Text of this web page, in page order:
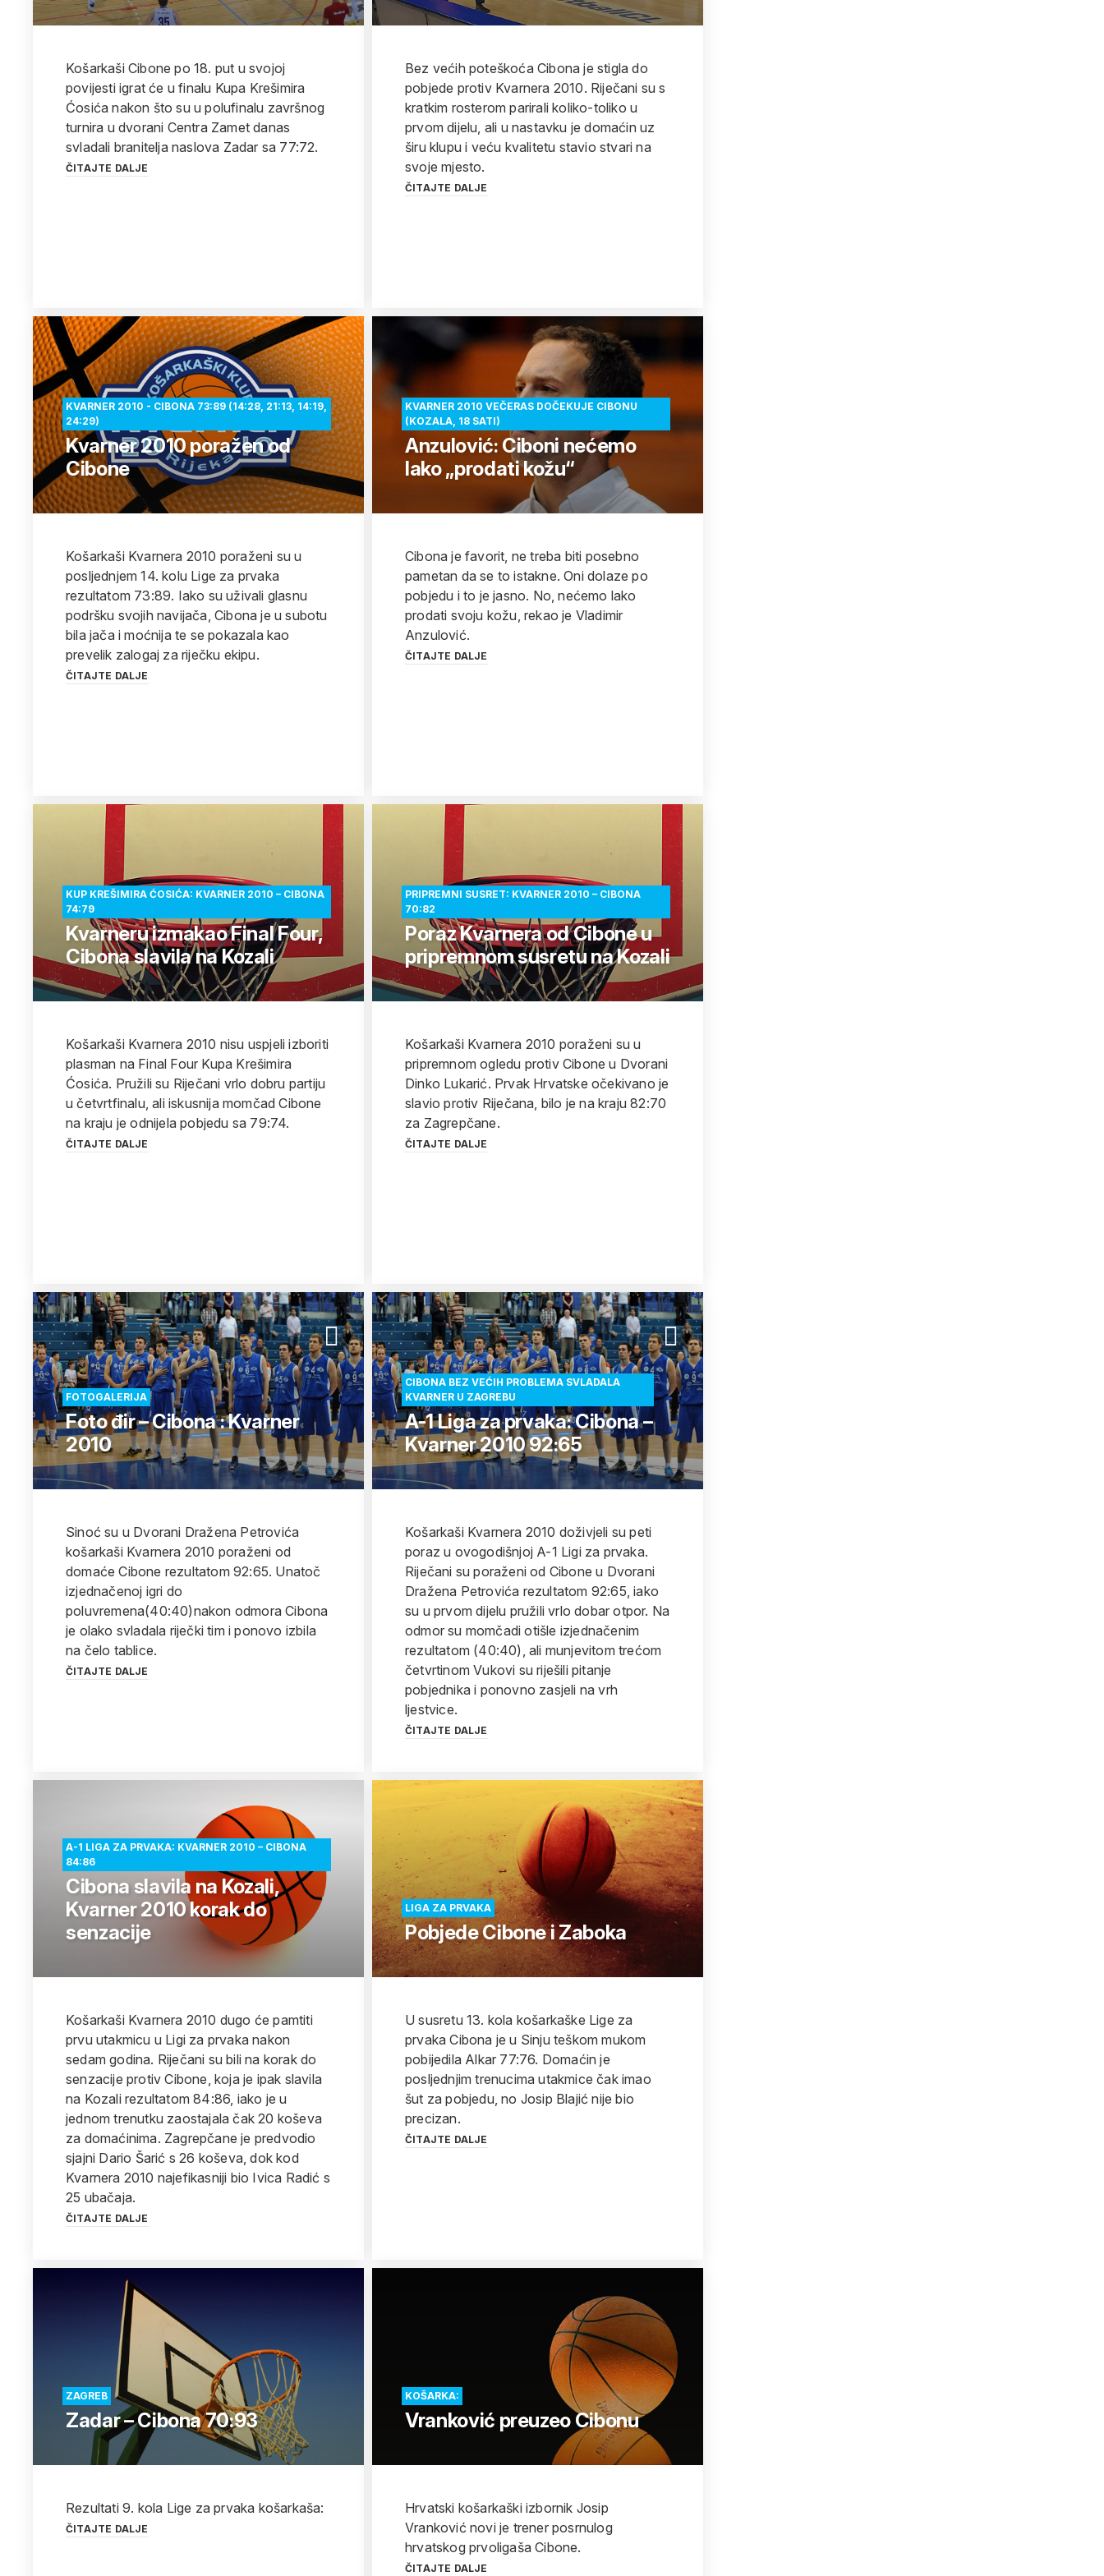
Košarkaši Cibone po 18. put u svojoj
povijesti igrat će u finalu Kupa Krešimira
Ćosića nakon što su u polufinalu završnog
turnira u dvorani Centra Zamet danas
svladali branitelja naslova Zadar sa 77:72.
ČITAJTE DALJE
Bez većih poteškoća Cibona je stigla do
pobjede protiv Kvarnera 2010. Riječani su s
kratkim rosterom parirali koliko-toliko u
prvom dijelu, ali u nastavku je domaćin uz
širu klupu i veću kvalitetu stavio stvari na
svoje mjesto.
ČITAJTE DALJE
KVARNER 2010 - CIBONA 73:89 (14:28, 21:13, 14:19,
24:29)
Kvarner 2010 poražen od
Cibone
Košarkaši Kvarnera 2010 poraženi su u
posljednjem 14. kolu Lige za prvaka
rezultatom 73:89. Iako su uživali glasnu
podršku svojih navijača, Cibona je u subotu
bila jača i moćnija te se pokazala kao
prevelik zalogaj za riječku ekipu.
ČITAJTE DALJE
KVARNER 2010 VEČERAS DOČEKUJE CIBONU
(KOZALA, 18 SATI)
Anzulović: Ciboni nećemo
lako „prodati kožu“
Cibona je favorit, ne treba biti posebno
pametan da se to istakne. Oni dolaze po
pobjedu i to je jasno. No, nećemo lako
prodati svoju kožu, rekao je Vladimir
Anzulović.
ČITAJTE DALJE
KUP KREŠIMIRA ĆOSIĆA: KVARNER 2010 – CIBONA
74:79
Kvarneru izmakao Final Four,
Cibona slavila na Kozali
Košarkaši Kvarnera 2010 nisu uspjeli izboriti
plasman na Final Four Kupa Krešimira
Ćosića. Pružili su Riječani vrlo dobru partiju
u četvrtfinalu, ali iskusnija momčad Cibone
na kraju je odnijela pobjedu sa 79:74.
ČITAJTE DALJE
PRIPREMNI SUSRET: KVARNER 2010 – CIBONA
70:82
Poraz Kvarnera od Cibone u
pripremnom susretu na Kozali
Košarkaši Kvarnera 2010 poraženi su u
pripremnom ogledu protiv Cibone u Dvorani
Dinko Lukarić. Prvak Hrvatske očekivano je
slavio protiv Riječana, bilo je na kraju 82:70
za Zagrepčane.
ČITAJTE DALJE
FOTOGALERIJA
Foto đir – Cibona : Kvarner
2010
Sinoć su u Dvorani Dražena Petrovića
košarkaši Kvarnera 2010 poraženi od
domaće Cibone rezultatom 92:65. Unatoč
izjednačenoj igri do
poluvremena(40:40)nakon odmora Cibona
je olako svladala riječki tim i ponovo izbila
na čelo tablice.
ČITAJTE DALJE
CIBONA BEZ VEĆIH PROBLEMA SVLADALA
KVARNER U ZAGREBU
A-1 Liga za prvaka: Cibona –
Kvarner 2010 92:65
Košarkaši Kvarnera 2010 doživjeli su peti
poraz u ovogodišnjoj A-1 Ligi za prvaka.
Riječani su poraženi od Cibone u Dvorani
Dražena Petrovića rezultatom 92:65, iako
su u prvom dijelu pružili vrlo dobar otpor. Na
odmor su momčadi otišle izjednačenim
rezultatom (40:40), ali munjevitom trećom
četvrtinom Vukovi su riješili pitanje
pobjednika i ponovno zasjeli na vrh
ljestvice.
ČITAJTE DALJE
A-1 LIGA ZA PRVAKA: KVARNER 2010 – CIBONA
84:86
Cibona slavila na Kozali,
Kvarner 2010 korak do
senzacije
Košarkaši Kvarnera 2010 dugo će pamtiti
prvu utakmicu u Ligi za prvaka nakon
sedam godina. Riječani su bili na korak do
senzacije protiv Cibone, koja je ipak slavila
na Kozali rezultatom 84:86, iako je u
jednom trenutku zaostajala čak 20 koševa
za domaćinima. Zagrepčane je predvodio
sjajni Dario Šarić s 26 koševa, dok kod
Kvarnera 2010 najefikasniji bio Ivica Radić s
25 ubačaja.
ČITAJTE DALJE
LIGA ZA PRVAKA
Pobjede Cibone i Zaboka
U susretu 13. kola košarkaške Lige za
prvaka Cibona je u Sinju teškom mukom
pobijedila Alkar 77:76. Domaćin je
posljednjim trenucima utakmice čak imao
šut za pobjedu, no Josip Blajić nije bio
precizan.
ČITAJTE DALJE
ZAGREB
Zadar – Cibona 70:93
Rezultati 9. kola Lige za prvaka košarkaša:
ČITAJTE DALJE
KOŠARKA:
Vranković preuzeo Cibonu
Hrvatski košarkaški izbornik Josip
Vranković novi je trener posrnulog
hrvatskog prvoligaša Cibone.
ČITAJTE DALJE